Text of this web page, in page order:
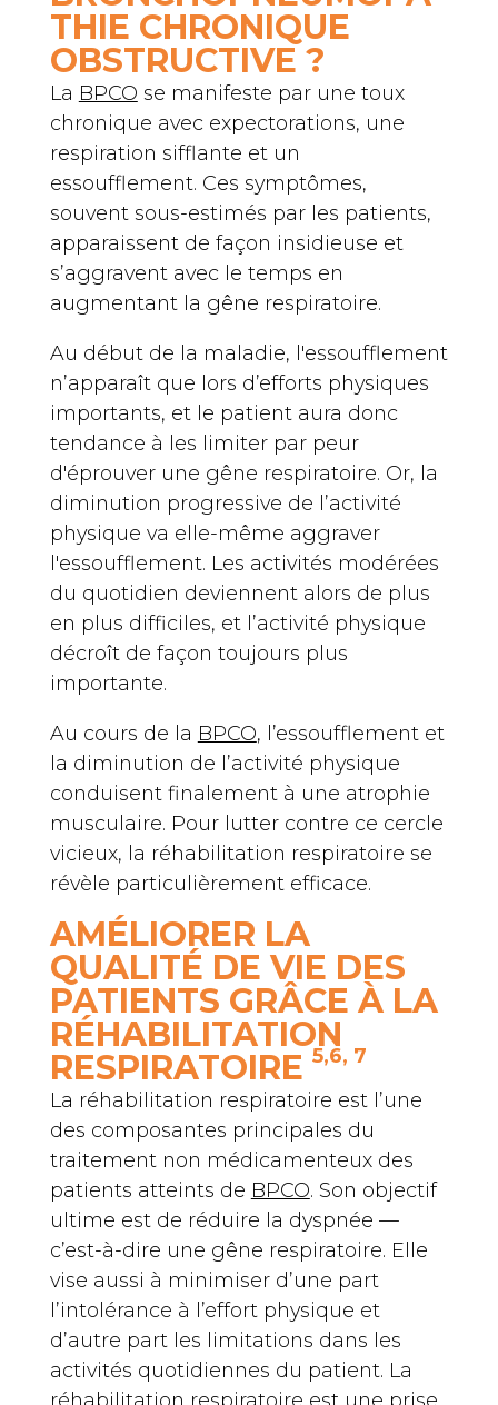
THIE CHRONIQUE
OBSTRUCTIVE ?
La BPCO se manifeste par une toux
chronique avec expectorations, une
respiration sifflante et un
essoufflement. Ces symptômes,
souvent sous-estimés par les patients,
apparaissent de façon insidieuse et
s’aggravent avec le temps en
augmentant la gêne respiratoire.
Au début de la maladie, l'essoufflement
n’apparaît que lors d’efforts physiques
importants, et le patient aura donc
tendance à les limiter par peur
d'éprouver une gêne respiratoire. Or, la
diminution progressive de l’activité
physique va elle-même aggraver
l'essoufflement. Les activités modérées
du quotidien deviennent alors de plus
en plus difficiles, et l’activité physique
décroît de façon toujours plus
importante.
Au cours de la BPCO, l’essoufflement et
la diminution de l’activité physique
conduisent finalement à une atrophie
musculaire. Pour lutter contre ce cercle
vicieux, la réhabilitation respiratoire se
révèle particulièrement efficace.
AMÉLIORER LA
QUALITÉ DE VIE DES
PATIENTS GRÂCE À LA
RÉHABILITATION
RESPIRATOIRE 5,6, 7
La réhabilitation respiratoire est l’une
des composantes principales du
traitement non médicamenteux des
patients atteints de BPCO. Son objectif
ultime est de réduire la dyspnée —
c’est-à-dire une gêne respiratoire. Elle
vise aussi à minimiser d’une part
l’intolérance à l’effort physique et
d’autre part les limitations dans les
activités quotidiennes du patient. La
réhabilitation respiratoire est une prise